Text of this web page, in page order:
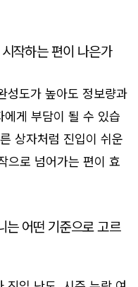
작하는 편이 나은가
성도가 높아도 정보량과
게 부담이 될 수 있습
상자처럼 진입이 쉬운
으로 넘어가는 편이 효
는 어떤 기준으로 고르